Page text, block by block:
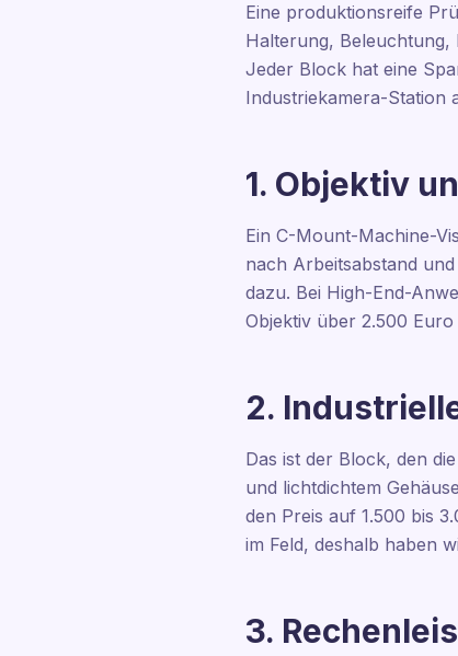
Eine produktionsreife
Halterung, Beleuchtung,
Jeder Block hat eine
Industriekamera-Station
1. Objektiv
Ein C-Mount-Machine-
nach Arbeitsabstand
dazu. Bei High-End-
Objektiv über 2.500 Euro
2.
Das ist der Block, den
und lichtdichtem
den Preis auf 1.500 bis
im Feld, deshalb haben
3.